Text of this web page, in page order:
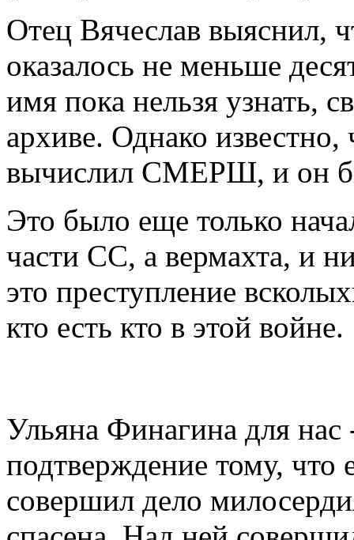
Отец Вячеслав выяснил,
оказалось не меньше
имя пока нельзя узнать,
архиве. Однако известно,
вычислил СМЕРШ, и он
Это было еще только
части СС, а вермахта, и
это преступление
кто есть кто в этой войне.
Ульяна Финагина для нас
подтверждение тому, что
совершил дело